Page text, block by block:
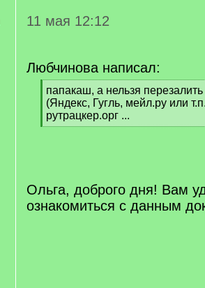
11 мая 12:12
Любчинова написал:
[
q
]
папакаш, а нельзя
(Яндекс, Гугль, мейл.ру или
рутрацкер.орг ...
[
Ольга, доброго дня! Вам
ознакомиться с данным